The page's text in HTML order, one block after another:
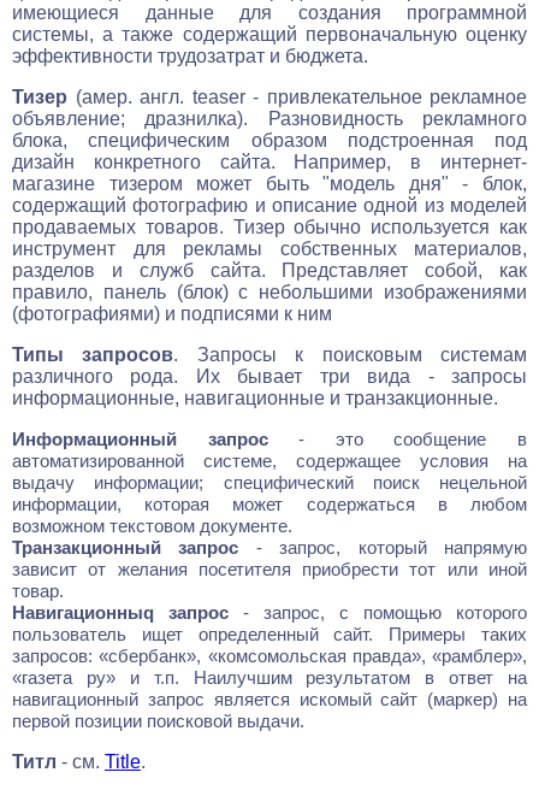
имеющиеся данные для создания программной
системы, а также содержащий первоначальную оценку
эффективности трудозатрат и бюджета.
Тизер (амер. англ. teaser - привлекательное рекламное
объявление; дразнилка). Разновидность рекламного
блока, специфическим образом подстроенная под
дизайн конкретного сайта. Например, в интернет-
магазине тизером может быть "модель дня" - блок,
содержащий фотографию и описание одной из моделей
продаваемых товаров. Тизер обычно используется как
инструмент для рекламы собственных материалов,
разделов и служб сайта. Представляет собой, как
правило, панель (блок) с небольшими изображениями
(фотографиями) и подписями к ним
Типы запросов. Запросы к поисковым системам
различного рода. Их бывает три вида - запросы
информационные, навигационные и транзакционные.
Информационный запрос- это сообщение в
автоматизированной системе, содержащее условия на
выдачу информации; специфический поиск нецельной
информации, которая может содержаться в любом
возможном текстовом документе.
Транзакционный запрос - запрос, который напрямую
зависит от желания посетителя приобрести тот или иной
товар.
Навигационныq запрос - запрос, с помощью которого
пользователь ищет определенный сайт. Примеры таких
запросов: «сбербанк», «комсомольская правда», «рамблер»,
«газета ру» и т.п. Наилучшим результатом в ответ на
навигационный запрос является искомый сайт (маркер) на
первой позиции поисковой выдачи.
Титл - см. Title.